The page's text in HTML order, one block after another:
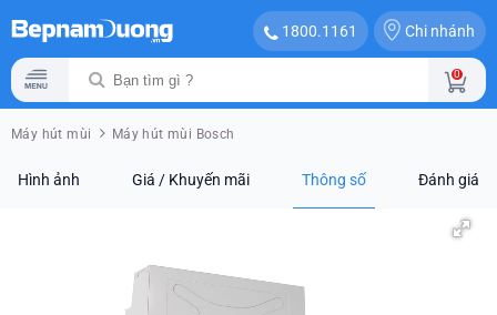
1800.1161 Chi nhánh
0
Máy hút mùi Máy hút mùi Bosch
Hình ảnh Giá / Khuyến mãi Thông số Đánh giá